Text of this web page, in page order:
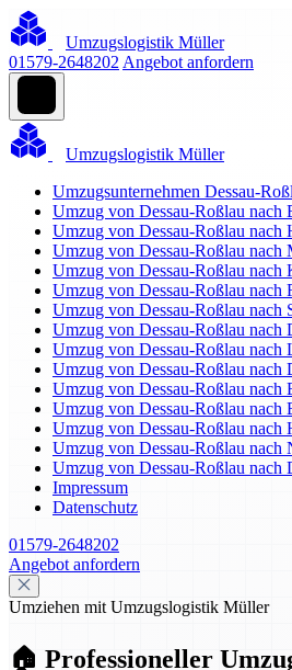
Umzugslogistik Müller
01579-2648202 Angebot anfordern
Umzugslogistik Müller
Umzugsunternehmen Dessau-
Umzug von Dessau-Roßlau nach
Umzug von Dessau-Roßlau nach
Umzug von Dessau-Roßlau nach
Umzug von Dessau-Roßlau nach
Umzug von Dessau-Roßlau nach
Umzug von Dessau-Roßlau nach
Umzug von Dessau-Roßlau nach
Umzug von Dessau-Roßlau nach
Umzug von Dessau-Roßlau nach
Umzug von Dessau-Roßlau nach
Umzug von Dessau-Roßlau nach
Umzug von Dessau-Roßlau nach
Umzug von Dessau-Roßlau nach
Umzug von Dessau-Roßlau nach
Impressum
Datenschutz
01579-2648202
Angebot anfordern
Umziehen mit Umzugslogistik Müller
🏠 Professioneller